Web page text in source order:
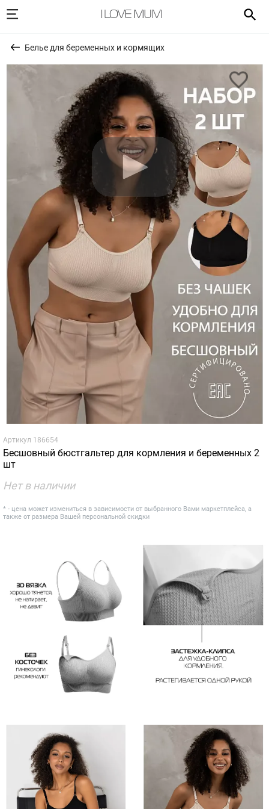
Белье для беременных и кормящих
Артикул 186654
Бесшовный бюстгальтер для кормления и беременных 2
шт
Нет в наличии
* - цена может измениться в зависимости от выбранного Вами маркетплейса, а
также от размера Вашей персональной скидки